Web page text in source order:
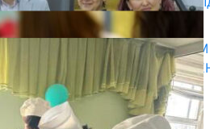
06.08.2026
КЫРГЫЗ ЭКСПЕРТТЕРИ
ОКУТУУ ТАЖРЫЙБАСЫ
06.08.2026
Абитуриент